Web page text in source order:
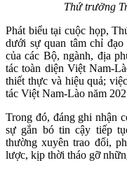
Thứ trưởng
Phát biểu tại cuộc họp,
dưới sự quan tâm chỉ
của các Bộ, ngành, địa
tác toàn diện Việt Nam-
thiết thực và hiệu quả; v
tác Việt Nam-Lào năm
Trong đó, đáng ghi nhận
sự gắn bó tin cậy tiếp
thường xuyên trao đổi,
lược, kịp thời tháo gỡ